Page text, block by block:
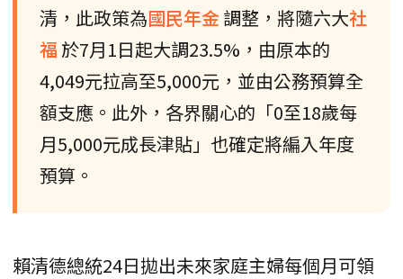
清，此政策為國民年金調整，將隨六大社
福 於7月1日起大調23.5%，由原本的
4,049元拉高至5,000元，並由公務預算全
額支應。此外，各界關心的「0至18歲每
月5,000元成長津貼」也確定將編入年度
預算。
賴清德總統24日拋出未來家庭主婦每個月可領